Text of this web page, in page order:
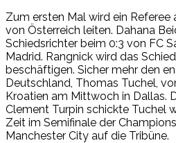
Zum ersten Mal wird ein Referee
von Österreich leiten. Dahana
Schiedsrichter beim 0:3 von FC
Madrid. Rangnick wird das
beschäftigen. Sicher mehr den
Deutschland, Thomas Tuchel,
Kroatien am Mittwoch in Dallas.
Clement Turpin schickte Tuchel
Zeit im Semifinale der
Manchester City auf die Tribüne.